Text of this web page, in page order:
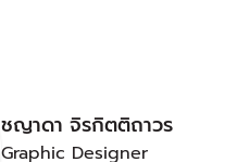
ชญาดา จิรกิตติถาวร
Graphic Designer